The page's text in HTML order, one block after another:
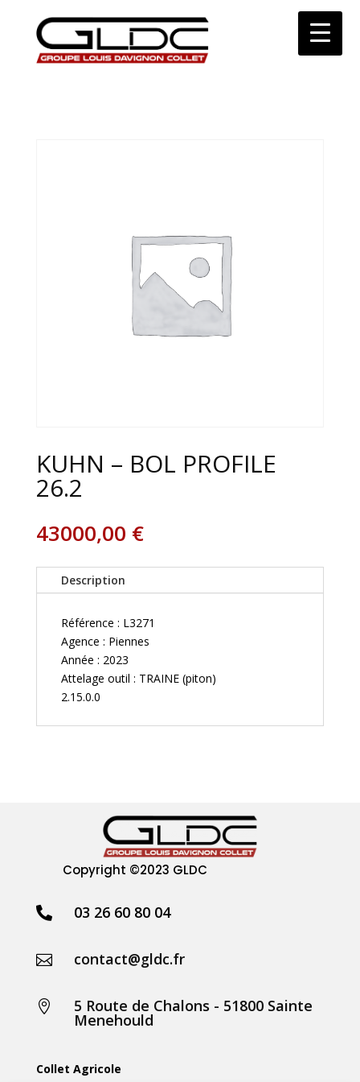
KUHN – BOL PROFILE
26.2
43000,00 €
Description
Référence : L3271
Agence : Piennes
Année : 2023
Attelage outil : TRAINE (piton)
2.15.0.0
Copyright ©2023 GLDC
 03 26 60 80 04
 contact@gldc.fr
 5 Route de Chalons - 51800 Sainte
Menehould
Collet Agricole